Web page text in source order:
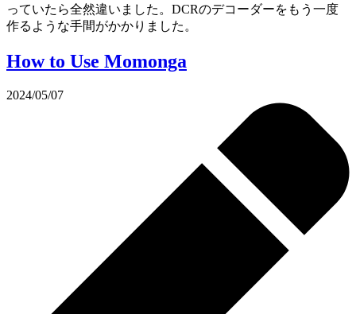
っていたら全然違いました。DCRのデコーダーをもう一度
作るような手間がかかりました。
How to Use Momonga
2024/05/07